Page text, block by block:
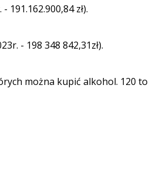
191.162.900,84 zł).
- 198 348 842,31zł).
można kupić alkohol. 120 to